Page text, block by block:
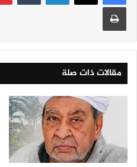
مقالات ذات صلة